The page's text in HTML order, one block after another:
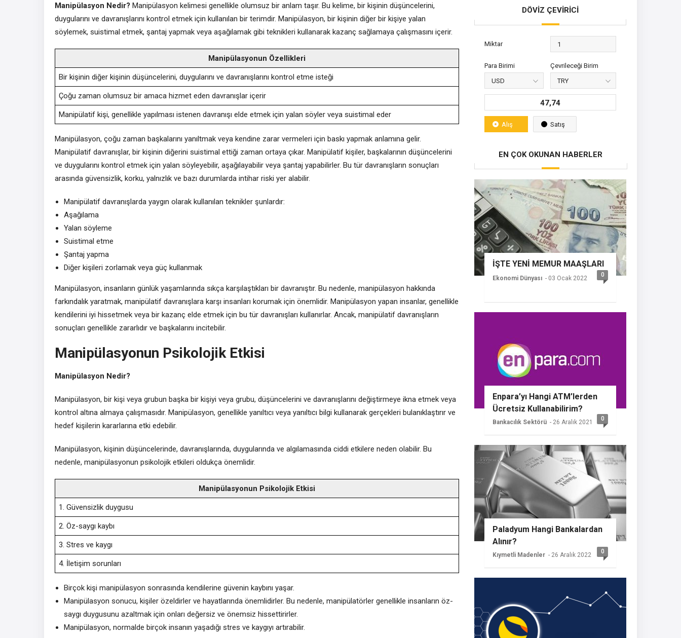
Manipülasyon Nedir? Manipülasyon kelimesi genellikle olumsuz bir anlam taşır. Bu kelime, bir kişinin düşüncelerini,
duygularını ve davranışlarını kontrol etmek için kullanılan bir terimdir. Manipülasyon, bir kişinin diğer bir kişiye yalan
söylemek, suistimal etmek, şantaj yapmak veya aşağılamak gibi teknikleri kullanarak kazanç sağlamaya çalışmasını içerir.
Manipülasyonun Özellikleri
Bir kişinin diğer kişinin düşüncelerini, duygularını ve davranışlarını kontrol etme isteği
Çoğu zaman olumsuz bir amaca hizmet eden davranışlar içerir
Manipülatif kişi, genellikle yapılması istenen davranışı elde etmek için yalan söyler veya suistimal eder
Manipülasyon, çoğu zaman başkalarını yanıltmak veya kendine zarar vermeleri için baskı yapmak anlamına gelir.
Manipülatif davranışlar, bir kişinin diğerini suistimal ettiği zaman ortaya çıkar. Manipülatif kişiler, başkalarının düşüncelerini
ve duygularını kontrol etmek için yalan söyleyebilir, aşağılayabilir veya şantaj yapabilirler. Bu tür davranışların sonuçları
arasında güvensizlik, korku, yalnızlık ve bazı durumlarda intihar riski yer alabilir.
Manipülatif davranışlarda yaygın olarak kullanılan teknikler şunlardır:
Aşağılama
Yalan söyleme
Suistimal etme
Şantaj yapma
Diğer kişileri zorlamak veya güç kullanmak
Manipülasyon, insanların günlük yaşamlarında sıkça karşılaştıkları bir davranıştır. Bu nedenle, manipülasyon hakkında
farkındalık yaratmak, manipülatif davranışlara karşı insanları korumak için önemlidir. Manipülasyon yapan insanlar, genellikle
kendilerini iyi hissetmek veya bir kazanç elde etmek için bu tür davranışları kullanırlar. Ancak, manipülatif davranışların
sonuçları genellikle zararlıdır ve başkalarını incitebilir.
Manipülasyonun Psikolojik Etkisi
Manipülasyon Nedir?
Manipülasyon, bir kişi veya grubun başka bir kişiyi veya grubu, düşüncelerini ve davranışlarını değiştirmeye ikna etmek veya
kontrol altına almaya çalışmasıdır. Manipülasyon, genellikle yanıltıcı veya yanıltıcı bilgi kullanarak gerçekleri bulanıklaştırır ve
hedef kişilerin kararlarına etki edebilir.
Manipülasyon, kişinin düşüncelerinde, davranışlarında, duygularında ve algılamasında ciddi etkilere neden olabilir. Bu
nedenle, manipülasyonun psikolojik etkileri oldukça önemlidir.
Manipülasyonun Psikolojik Etkisi
1. Güvensizlik duygusu
2. Öz-saygı kaybı
3. Stres ve kaygı
4. İletişim sorunları
Birçok kişi manipülasyon sonrasında kendilerine güvenin kaybını yaşar.
Manipülasyon sonucu, kişiler özeldirler ve hayatlarında önemlidirler. Bu nedenle, manipülatörler genellikle insanların öz-
saygı duygusunu azaltmak için onları değersiz ve önemsiz hissettirirler.
Manipülasyon, normalde birçok insanın yaşadığı stres ve kaygıyı artırabilir.
DÖVİZ ÇEVİRİCİ
Miktar
Para Birimi Çevrileceği Birim
47,74
Alış Satış
EN ÇOK OKUNAN HABERLER
İŞTE YENİ MEMUR MAAŞLARI
Ekonomi Dünyası - 03 Ocak 2022 0
Enpara’yı Hangi ATM’lerden
Ücretsiz Kullanabilirim?
Bankacılık Sektörü - 26 Aralık 2021 0
Paladyum Hangi Bankalardan
Alınır?
Kıymetli Madenler - 26 Aralık 2022 0